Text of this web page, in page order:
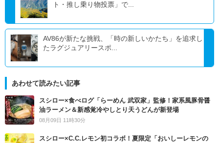
ト・推し乗り物投票」で...
AV86が新たな挑戦、「時の新しいかたち」を追求し
たラグジュアリースポ...
あわせて読みたい記事
スシロー×食べログ「らーめん 武双家」監修！家系風豚骨醤
油ラーメン＆新感覚冷やしとり天うどんが新登場
08月09日 11時30分
スシロー×C.C.レモン初コラボ！夏限定「おいしーレモンの